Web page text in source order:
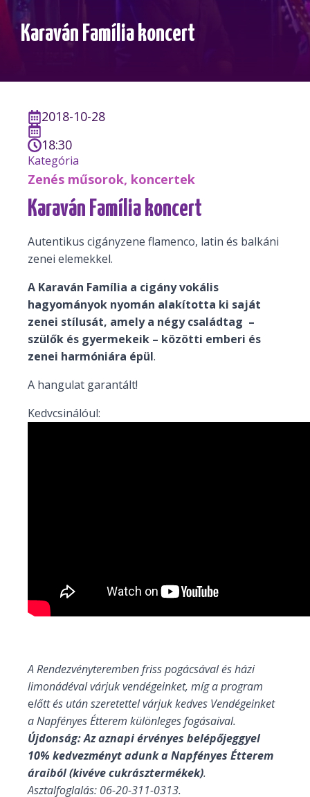
Karaván Família koncert
2018-10-28
18:30
Kategória
Zenés műsorok, koncertek
Karaván Família koncert
Autentikus cigányzene flamenco, latin és balkáni
zenei elemekkel.
A Karaván Família a cigány vokális
hagyományok nyomán alakította ki saját
zenei stílusát, amely a négy családtag –
szülők és gyermekeik – közötti emberi és
zenei harmóniára épül.
A hangulat garantált!
Kedvcsinálóul:
A Rendezvényteremben friss pogácsával és házi
limonádéval várjuk vendégeinket, míg a program
előtt és után szeretettel várjuk kedves Vendégeinket
a Napfényes Étterem különleges fogásaival.
Újdonság: Az aznapi érvényes belépőjeggyel
10% kedvezményt adunk a Napfényes Étterem
áraiból (kivéve cukrásztermékek).
Asztalfoglalás: 06-20-311-0313.